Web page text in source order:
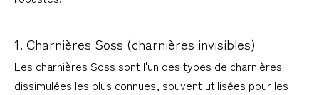
1. Charnières Soss (charnières invisibles)
Les charnières Soss sont l'un des types de charnières
dissimulées les plus connues, souvent utilisées pour les